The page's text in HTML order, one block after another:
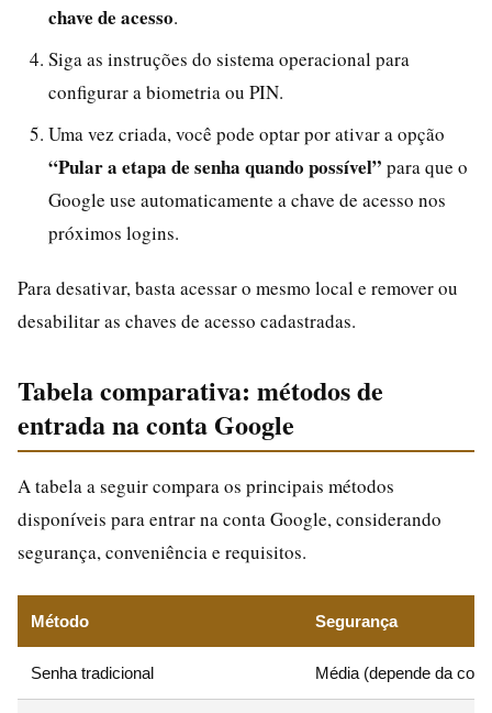
chave de acesso.
Siga as instruções do sistema operacional para
configurar a biometria ou PIN.
Uma vez criada, você pode optar por ativar a opção
“Pular a etapa de senha quando possível” para que o
Google use automaticamente a chave de acesso nos
próximos logins.
Para desativar, basta acessar o mesmo local e remover ou
desabilitar as chaves de acesso cadastradas.
Tabela comparativa: métodos de
entrada na conta Google
A tabela a seguir compara os principais métodos
disponíveis para entrar na conta Google, considerando
segurança, conveniência e requisitos.
Método Segurança
Senha tradicional Média (depende da